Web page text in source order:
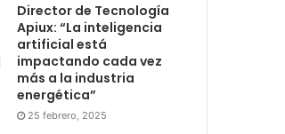
Director de Tecnología
Apiux: “La inteligencia
artificial está
impactando cada vez
más a la industria
energética”
25 febrero, 2025